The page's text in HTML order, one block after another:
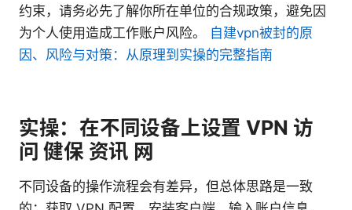
约束，请务必先了解你所在单位的合规政策，避免因
为个人使用造成工作账户风险。 自建vpn被封的原
因、风险与对策：从原理到实操的完整指南
实操：在不同设备上设置 VPN 访
问 健保 资讯 网
不同设备的操作流程会有差异，但总体思路是一致